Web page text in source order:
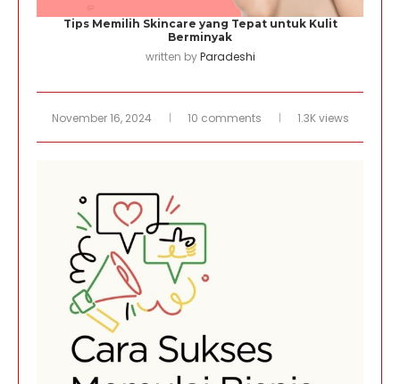
Tips Memilih Skincare yang Tepat untuk Kulit
Berminyak
written byParadeshi
November 16, 2024 10 comments 1.3K views